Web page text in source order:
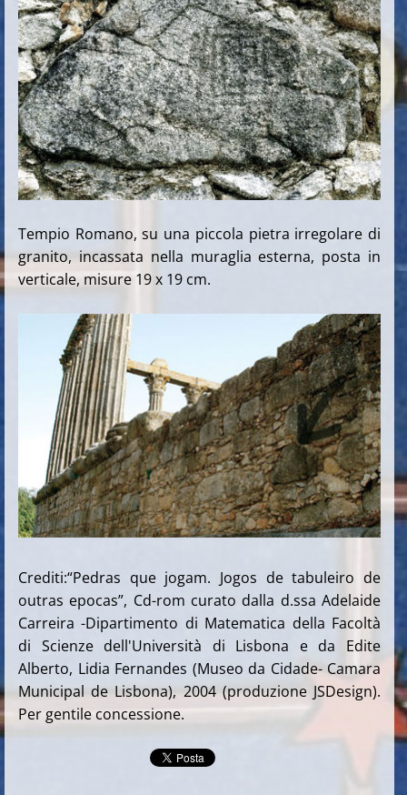
Tempio Romano, su una piccola pietra irregolare di
granito, incassata nella muraglia esterna, posta in
verticale, misure 19 x 19 cm.
Crediti:“Pedras que jogam. Jogos de tabuleiro de
outras epocas”, Cd-rom curato dalla d.ssa Adelaide
Carreira -Dipartimento di Matematica della Facoltà
di Scienze dell'Università di Lisbona e da Edite
Alberto, Lidia Fernandes (Museo da Cidade- Camara
Municipal de Lisbona), 2004 (produzione JSDesign).
Per gentile concessione.